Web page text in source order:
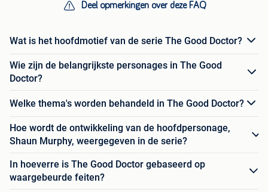
Deel opmerkingen over deze FAQ
Wat is het hoofdmotief van de serie The Good Doctor?
Wie zijn de belangrijkste personages in The Good
Doctor?
Welke thema's worden behandeld in The Good Doctor?
Hoe wordt de ontwikkeling van de hoofdpersonage,
Shaun Murphy, weergegeven in de serie?
In hoeverre is The Good Doctor gebaseerd op
waargebeurde feiten?